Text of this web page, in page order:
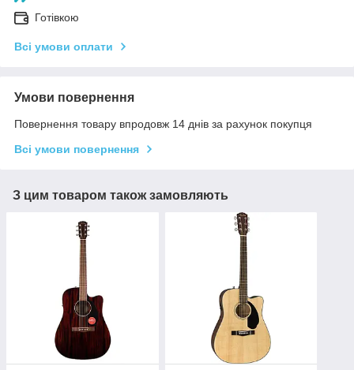
Готівкою
Всі умови оплати
Умови повернення
Повернення товару впродовж 14 днів за рахунок покупця
Всі умови повернення
З цим товаром також замовляють